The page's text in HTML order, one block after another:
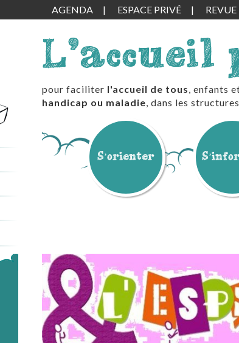
L'accueil
pour faciliter l'accueil de tous, enfants
handicap ou maladie, dans les
S’orienter
AGENDA ESPACE PRIVÉ REVUE